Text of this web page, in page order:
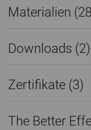
Materialien
Downloads (2)
Zertifikate (3)
The Better